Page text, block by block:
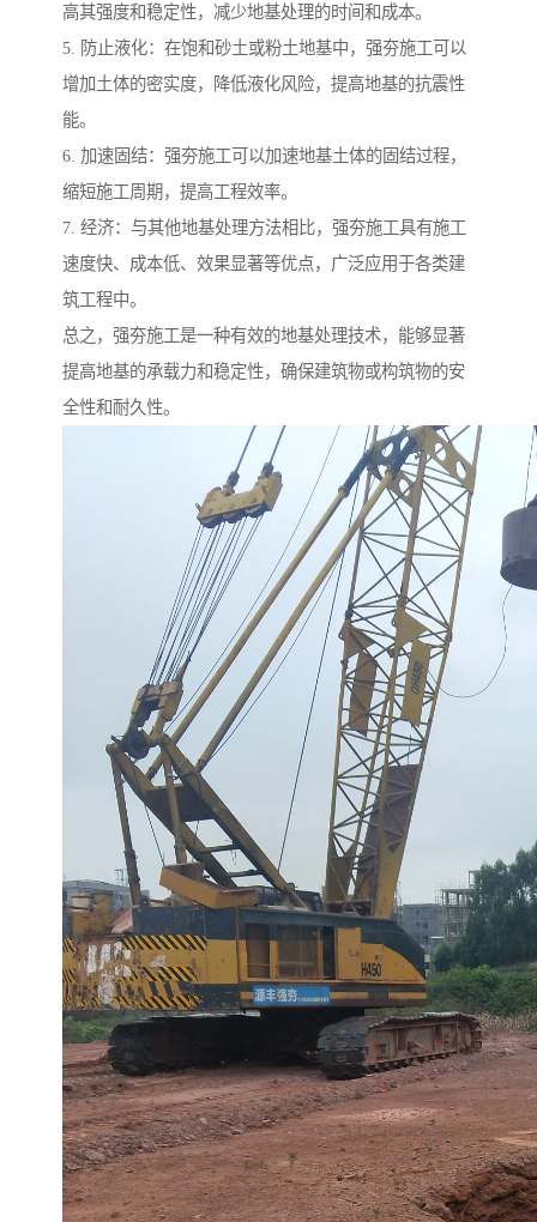
高其强度和稳定性，减少地基处理的时间和成本。
5. 防止液化：在饱和砂土或粉土地基中，强夯施工可以
增加土体的密实度，降低液化风险，提高地基的抗震性
能。
6. 加速固结：强夯施工可以加速地基土体的固结过程，
缩短施工周期，提高工程效率。
7. 经济：与其他地基处理方法相比，强夯施工具有施工
速度快、成本低、效果显著等优点，广泛应用于各类建
筑工程中。
总之，强夯施工是一种有效的地基处理技术，能够显著
提高地基的承载力和稳定性，确保建筑物或构筑物的安
全性和耐久性。